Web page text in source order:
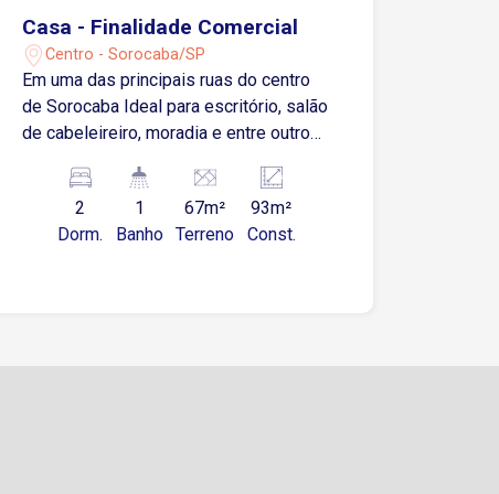
próximos, garantindo praticidade e
qualidade de vida para os moradore No
condominio possui: Churrasqueira
Piscina Entre em contato e agende sua
visita!
Casa - Finalidade Comercial
Centro - Sorocaba/SP
Em uma das principais ruas do centro
de Sorocaba Ideal para escritório, salão
de cabeleireiro, moradia e entre outros.
Sala de Estar Cozinha Banheiro Social
Área de Serviço
2
Dorm.
1
Banho
67m²
Terreno
93m²
Const.